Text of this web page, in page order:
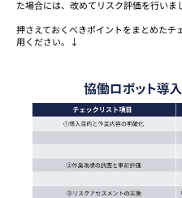
た場合には、改めてリスク評価を行いま
押さえておくべきポイントをまとめた
用ください。↓